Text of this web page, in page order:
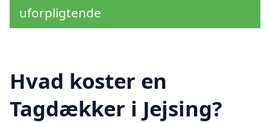
uforpligtende
Hvad koster en
Tagdækker i Jejsing?